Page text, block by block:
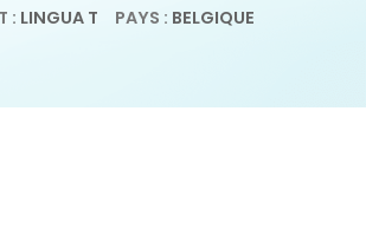
: LINGUA T PAYS : BELGIQUE